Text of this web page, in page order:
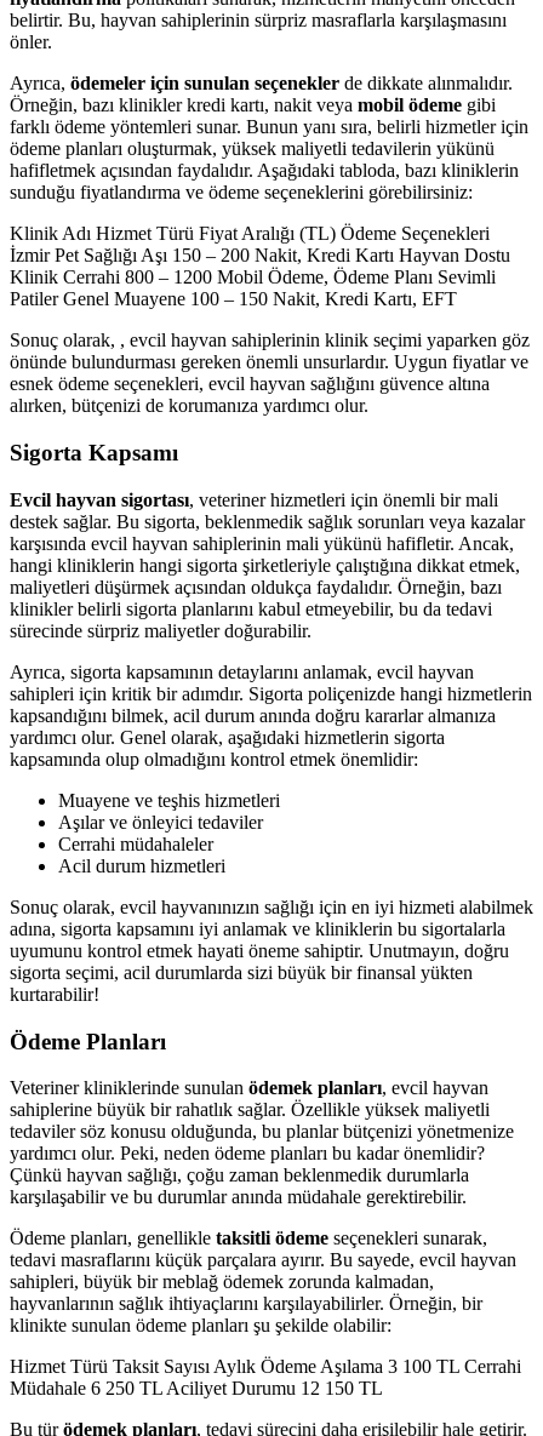
belirtir. Bu, hayvan sahiplerinin sürpriz masraflarla karşılaşmasını
önler.
Ayrıca, ödemeler için sunulan seçenekler de dikkate alınmalıdır.
Örneğin, bazı klinikler kredi kartı, nakit veya mobil ödeme gibi
farklı ödeme yöntemleri sunar. Bunun yanı sıra, belirli hizmetler için
ödeme planları oluşturmak, yüksek maliyetli tedavilerin yükünü
hafifletmek açısından faydalıdır. Aşağıdaki tabloda, bazı kliniklerin
sunduğu fiyatlandırma ve ödeme seçeneklerini görebilirsiniz:
Klinik Adı Hizmet Türü Fiyat Aralığı (TL) Ödeme Seçenekleri
İzmir Pet Sağlığı Aşı 150 – 200 Nakit, Kredi Kartı Hayvan Dostu
Klinik Cerrahi 800 – 1200 Mobil Ödeme, Ödeme Planı Sevimli
Patiler Genel Muayene 100 – 150 Nakit, Kredi Kartı, EFT
Sonuç olarak, , evcil hayvan sahiplerinin klinik seçimi yaparken göz
önünde bulundurması gereken önemli unsurlardır. Uygun fiyatlar ve
esnek ödeme seçenekleri, evcil hayvan sağlığını güvence altına
alırken, bütçenizi de korumanıza yardımcı olur.
Sigorta Kapsamı
Evcil hayvan sigortası, veteriner hizmetleri için önemli bir mali
destek sağlar. Bu sigorta, beklenmedik sağlık sorunları veya kazalar
karşısında evcil hayvan sahiplerinin mali yükünü hafifletir. Ancak,
hangi kliniklerin hangi sigorta şirketleriyle çalıştığına dikkat etmek,
maliyetleri düşürmek açısından oldukça faydalıdır. Örneğin, bazı
klinikler belirli sigorta planlarını kabul etmeyebilir, bu da tedavi
sürecinde sürpriz maliyetler doğurabilir.
Ayrıca, sigorta kapsamının detaylarını anlamak, evcil hayvan
sahipleri için kritik bir adımdır. Sigorta poliçenizde hangi hizmetlerin
kapsandığını bilmek, acil durum anında doğru kararlar almanıza
yardımcı olur. Genel olarak, aşağıdaki hizmetlerin sigorta
kapsamında olup olmadığını kontrol etmek önemlidir:
Muayene ve teşhis hizmetleri
Aşılar ve önleyici tedaviler
Cerrahi müdahaleler
Acil durum hizmetleri
Sonuç olarak, evcil hayvanınızın sağlığı için en iyi hizmeti alabilmek
adına, sigorta kapsamını iyi anlamak ve kliniklerin bu sigortalarla
uyumunu kontrol etmek hayati öneme sahiptir. Unutmayın, doğru
sigorta seçimi, acil durumlarda sizi büyük bir finansal yükten
kurtarabilir!
Ödeme Planları
Veteriner kliniklerinde sunulan ödemek planları, evcil hayvan
sahiplerine büyük bir rahatlık sağlar. Özellikle yüksek maliyetli
tedaviler söz konusu olduğunda, bu planlar bütçenizi yönetmenize
yardımcı olur. Peki, neden ödeme planları bu kadar önemlidir?
Çünkü hayvan sağlığı, çoğu zaman beklenmedik durumlarla
karşılaşabilir ve bu durumlar anında müdahale gerektirebilir.
Ödeme planları, genellikle taksitli ödeme seçenekleri sunarak,
tedavi masraflarını küçük parçalara ayırır. Bu sayede, evcil hayvan
sahipleri, büyük bir meblağ ödemek zorunda kalmadan,
hayvanlarının sağlık ihtiyaçlarını karşılayabilirler. Örneğin, bir
klinikte sunulan ödeme planları şu şekilde olabilir:
Hizmet Türü Taksit Sayısı Aylık Ödeme Aşılama 3 100 TL Cerrahi
Müdahale 6 250 TL Aciliyet Durumu 12 150 TL
Bu türödemek planları, tedavi sürecini daha erişilebilir hale getirir.